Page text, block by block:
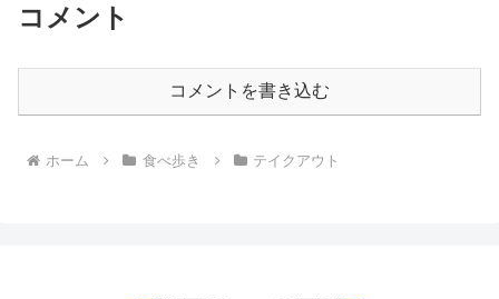
コメント
コメントを書き込む
ホーム 食べ歩き テイクアウト